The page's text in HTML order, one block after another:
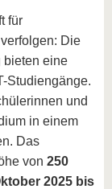
für
Die
bieten eine
Studiengänge.
und
in einem
Das
von 250
2025 bis